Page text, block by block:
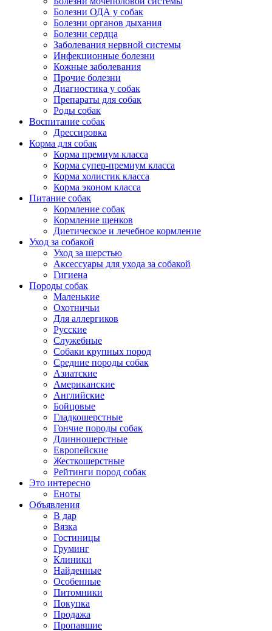
Болезни ОДА у собак
Болезни органов дыхания
Болезни сердца
Заболевания нервной системы
Инфекционные болезни
Кожные заболевания
Прочие болезни
Диагностика у собак
Препараты для собак
Роды собак
Воспитание собак
Дрессировка
Корма для собак
Корма премиум класса
Корма супер-премиум класса
Корма холистик класса
Корма эконом класса
Питание собак
Кормление собак
Кормление щенков
Диетическое и лечебное кормление
Уход за собакой
Уход за шерстью
Аксессуары для ухода за собакой
Гигиена
Породы собак
Маленькие
Охотничьи
Для аллергиков
Русские
Служебные
Собаки крупных пород
Средние породы собак
Азиатские
Американские
Английские
Бойцовые
Гладкошерстные
Гончие породы собак
Длинношерстные
Европейские
Жесткошерстные
Рейтинги пород собак
Это интересно
Еноты
Объявления
В дар
Вязка
Гостиницы
Груминг
Клиники
Найденные
Особенные
Питомники
Покупка
Продажа
Пропавшие